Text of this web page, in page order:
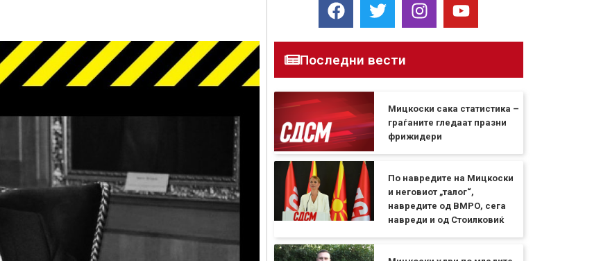
Последни вести
Мицкоски сака статистика –
граѓаните гледаат празни
фрижидери
По навредите на Мицкоски
и неговиот „талог“,
навредите од ВМРО, сега
навреди и од Стоилковиќ